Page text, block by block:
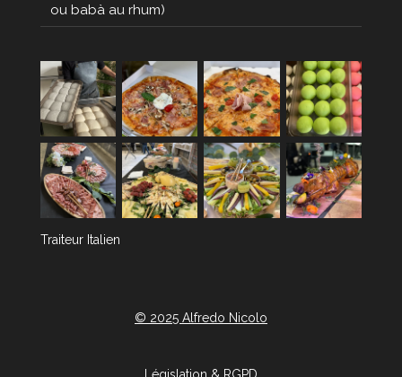
ou babà au rhum)
Traiteur Italien
© 2025 Alfredo Nicolo